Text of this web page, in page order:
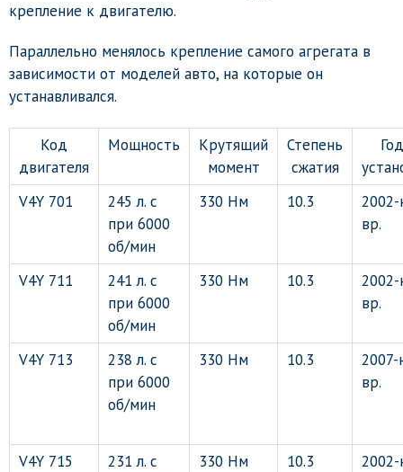
крепление к двигателю.
Параллельно менялось крепление самого агрегата в
зависимости от моделей авто, на которые он
устанавливался.
Код
двигателя
Мощность
Крутящий
момент
Степень
сжатия
V4Y 701
245 л. с
при 6000
об/мин
330 Нм 10.3
2002-
вр.
V4Y 711
241 л. с
при 6000
об/мин
330 Нм 10.3
2002-
вр.
V4Y 713
238 л. с
при 6000
об/мин
330 Нм 10.3
2007-
вр.
V4Y 715
231 л. с
330 Нм 10.3
2002-